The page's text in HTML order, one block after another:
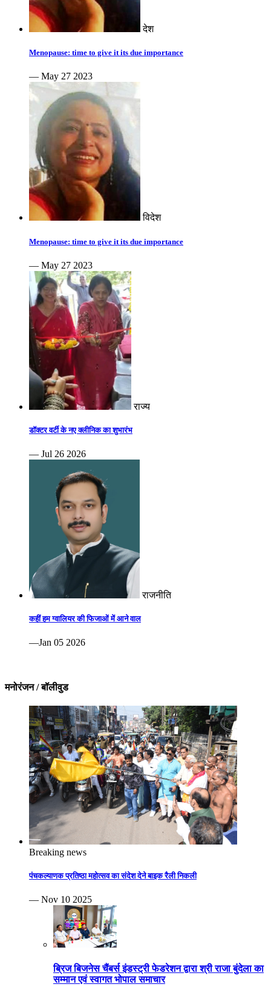
देश
Menopause: time to give it its due importance
— May 27 2023
विदेश
Menopause: time to give it its due importance
— May 27 2023
राज्य
डॉक्टर वर्टी के नए क्लीनिक का शुभारंभ
— Jul 26 2026
राजनीति
कहीं हम ग्वालियर की फिजाओं में आने वाल
—Jan 05 2026
मनोरंजन / बॉलीवुड
Breaking news
पंचकल्याणक प्रतिष्ठा महोत्सव का संदेश देने बाइक रैली निकली
— Nov 10 2025
ब्रिज बिजनेस चैंबर्स इंडस्ट्री फेडरेशन द्वारा श्री राजा बुंदेला का
सम्मान एवं स्वागत भोपाल समाचार